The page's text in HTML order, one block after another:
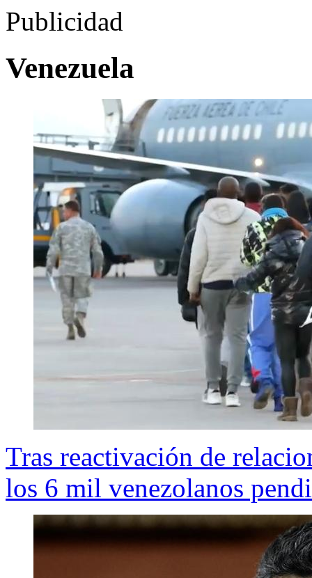
Publicidad
Venezuela
Tras reactivación de
los 6 mil venezolanos